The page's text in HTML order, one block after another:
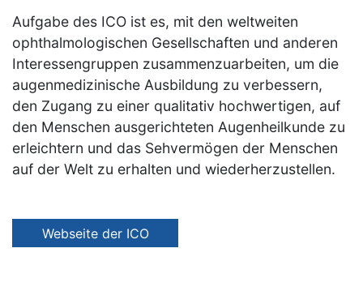
Aufgabe des ICO ist es, mit den weltweiten
ophthalmologischen Gesellschaften und anderen
Interessengruppen zusammenzuarbeiten, um die
augenmedizinische Ausbildung zu verbessern,
den Zugang zu einer qualitativ hochwertigen, auf
den Menschen ausgerichteten Augenheilkunde zu
erleichtern und das Sehvermögen der Menschen
auf der Welt zu erhalten und wiederherzustellen.
Webseite der ICO